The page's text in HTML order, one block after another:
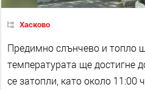
Хасково
Предимно слънчево и топло
температурата ще достигне
се затопли, като около